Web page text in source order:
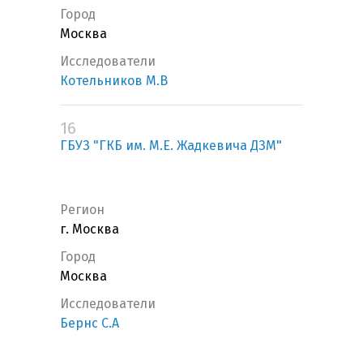
Город
Москва
Исследователи
Котельников М.В
16
ГБУЗ "ГКБ им. М.Е. Жадкевича ДЗМ"
Регион
г. Москва
Город
Москва
Исследователи
Бернс С.А